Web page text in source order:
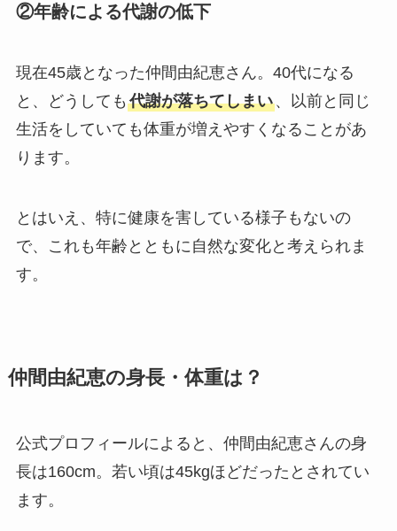
②年齢による代謝の低下
現在45歳となった仲間由紀恵さん。40代になる
と、どうしても 代謝が落ちてしまい、以前と同じ
生活をしていても体重が増えやすくなることがあ
ります。
とはいえ、特に健康を害している様子もないの
で、これも年齢とともに自然な変化と考えられま
す。
仲間由紀恵の身長・体重は？
公式プロフィールによると、仲間由紀恵さんの身
長は160cm。若い頃は45kgほどだったとされてい
ます。